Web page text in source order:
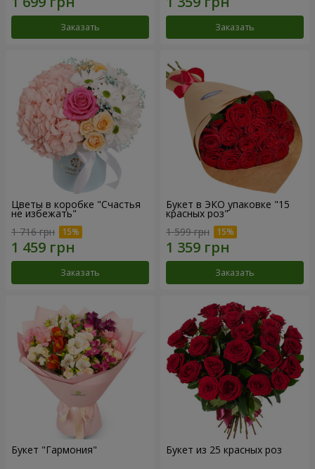
Заказать Заказать
Цветы в коробке "Счастья
не избежать"
1 716 грн
Заказать
Букет в ЭКО упаковке "15
красных роз"
1 599 грн
Заказать
Букет "Гармония" Букет из 25 красных роз